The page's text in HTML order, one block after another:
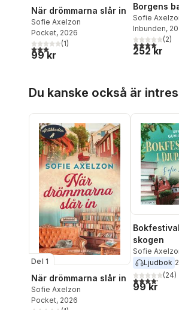
När drömmarna slår in
Sofie Axelzon
Pocket, 2026
3,0utav 5 stjärnor. Totalt antal röster:
(1)
99 kr
Borgens
Sofie
Inbunden,
4,0utav 5(2)
252 kr
Du kanske också är
Del 1
När drömmarna slår in
Sofie Axelzon
Pocket, 2026
skogen
Sofie
Ljudbok
4,2utav 5(24)
99 kr